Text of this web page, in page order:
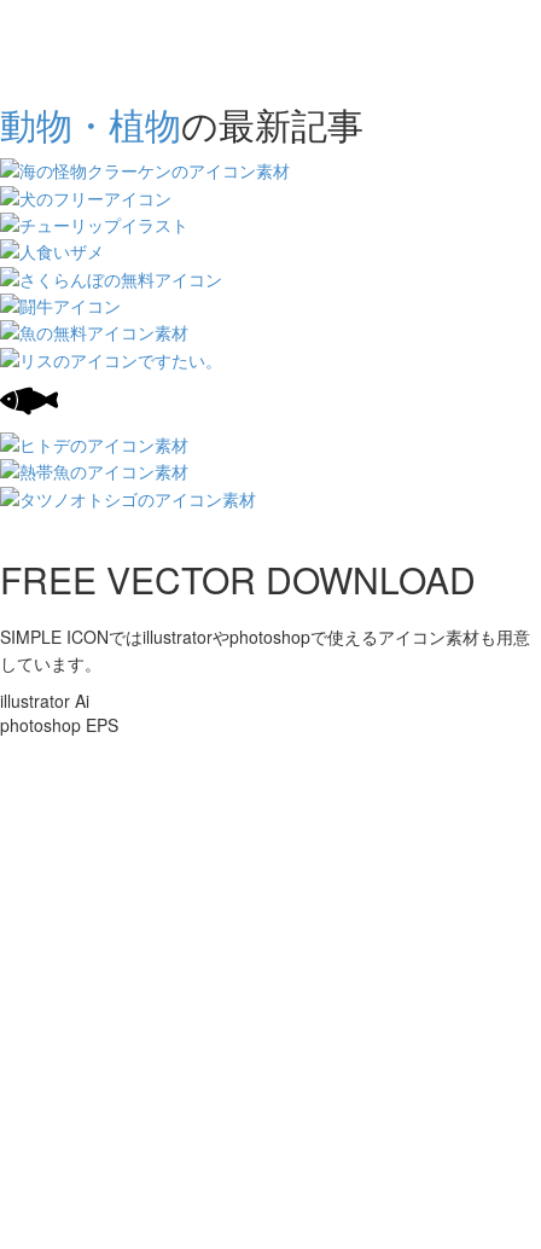
動物・植物の最新記事
FREE VECTOR DOWNLOAD
SIMPLE ICONではillustratorやphotoshopで使えるアイコン素材も用意
しています。
illustrator Ai
photoshop EPS